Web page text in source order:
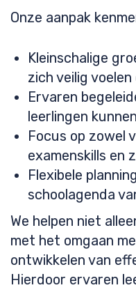
Onze aanpak
Kleinschalige
zich veilig
Ervaren
leerlingen
Focus op zowel
examenskills en
Flexibele
schoolagenda
We helpen niet
met het omgaan
ontwikkelen van
Hierdoor ervaren